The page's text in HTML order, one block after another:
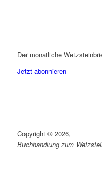
Der monatliche
Jetzt abonnieren
Copyright © 2026,
Buchhandlung zum